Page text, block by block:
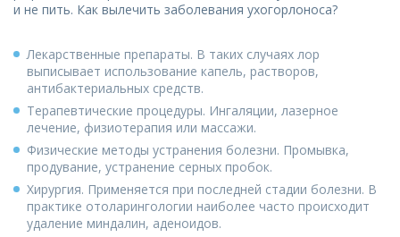
и не пить. Как вылечить заболевания ухогорлоноса?
Лекарственные препараты. В таких случаях лор
выписывает использование капель, растворов,
антибактериальных средств.
Терапевтические процедуры. Ингаляции, лазерное
лечение, физиотерапия или массажи.
Физические методы устранения болезни. Промывка,
продувание, устранение серных пробок.
Хирургия. Применяется при последней стадии болезни. В
практике отоларингологии наиболее часто происходит
удаление миндалин, аденоидов.